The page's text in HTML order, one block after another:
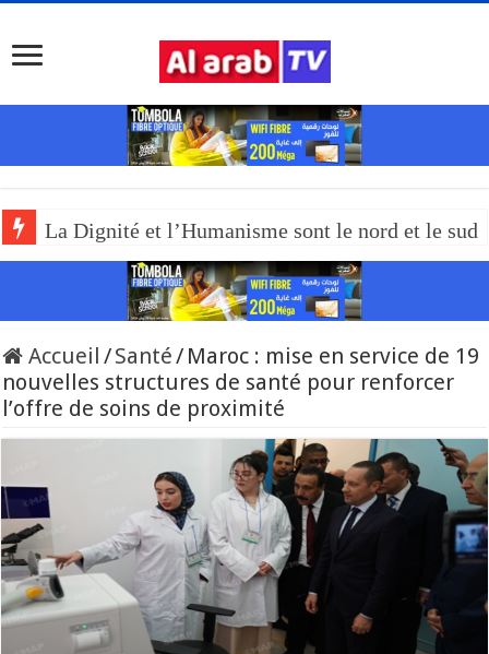
La Dignité et l’Humanisme sont le nord et le
Accueil /Santé/ Maroc : mise en service de 19
nouvelles structures de santé pour renforcer
l’offre de soins de proximité